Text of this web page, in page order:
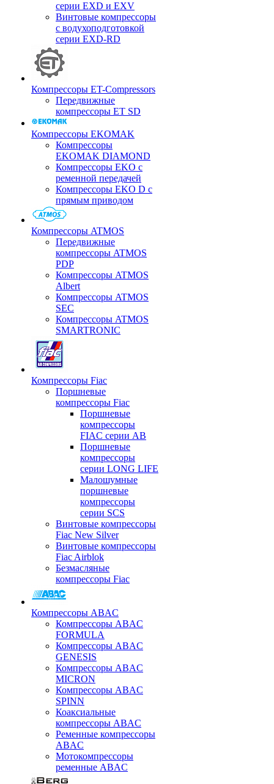
серии EXD и EXV
Винтовые компрессоры
с водухоподготовкой
серии EXD-RD
Компрессоры ET-Compressors
Передвижные
компрессоры ET SD
Компрессоры EKOMAK
Компрессоры
EKOMAK DIAMOND
Компрессоры EKO c
ременной передачей
Компрессоры EKO D с
прямым приводом
Компрессоры ATMOS
Передвижные
компрессоры ATMOS
PDP
Компрессоры ATMOS
Albert
Компрессоры ATMOS
SEC
Компрессоры ATMOS
SMARTRONIC
Компрессоры Fiac
Поршневые
компрессоры Fiac
Поршневые
компрессоры
FIAC серии AB
Поршневые
компрессоры
серии LONG LIFE
Малошумные
поршневые
компрессоры
серии SCS
Винтовые компрессоры
Fiac New Silver
Винтовые компрессоры
Fiac Airblok
Безмасляные
компрессоры Fiac
Компрессоры ABAC
Компрессоры ABAC
FORMULA
Компрессоры ABAC
GENESIS
Компрессоры ABAC
MICRON
Компрессоры ABAC
SPINN
Коаксиальные
компрессоры ABAC
Ременные компрессоры
ABAC
Мотокомпрессоры
ременные ABAC